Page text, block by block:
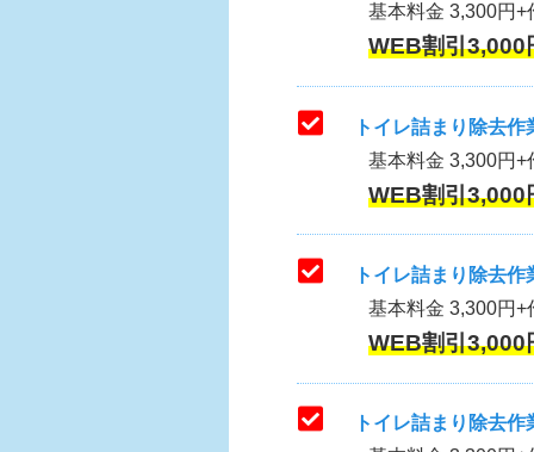
基本料金 3,300円+
WEB割引
トイレ詰まり除去作
基本料金 3,300円+
WEB割引
トイレ詰まり除去
基本料金 3,300円+
WEB割引
トイレ詰まり除去